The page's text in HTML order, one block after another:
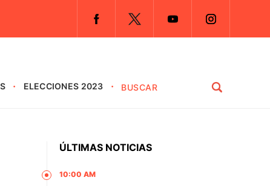
ELECCIONES 2023
ÚLTIMAS NOTICIAS
10:00 AM